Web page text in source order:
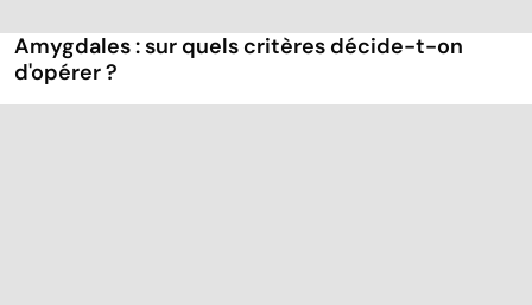
Amygdales : sur quels critères décide-t-on
d'opérer ?